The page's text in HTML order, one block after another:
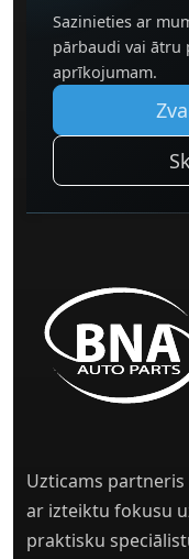
Sazinieties ar
pārbaudi vai ātru
aprīkojumam.
Uzticams
ar izteiktu fokusu
praktisku